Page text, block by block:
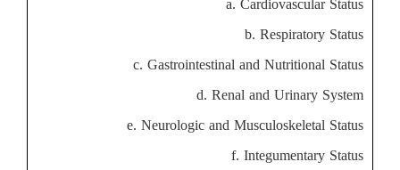
b. Respiratory Status
c. Gastrointestinal and Nutritional Status
d. Renal and Urinary System
e. Neurologic and Musculoskeletal Status
f. Integumentary Status